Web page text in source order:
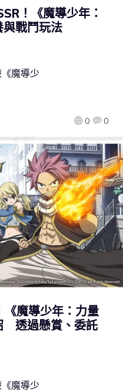
！《魔導少年：
戰鬥玩法
0 0
魔導少
《魔導少年：力量
透過懸賞、委託
魔導少